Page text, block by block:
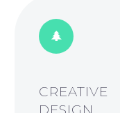
CREATIVE